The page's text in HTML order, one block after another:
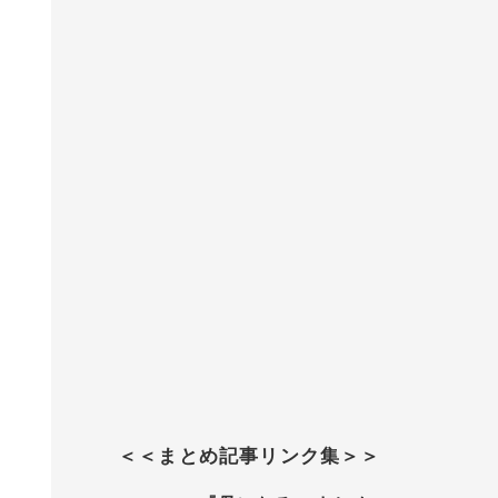
＜＜まとめ記事リンク集＞＞